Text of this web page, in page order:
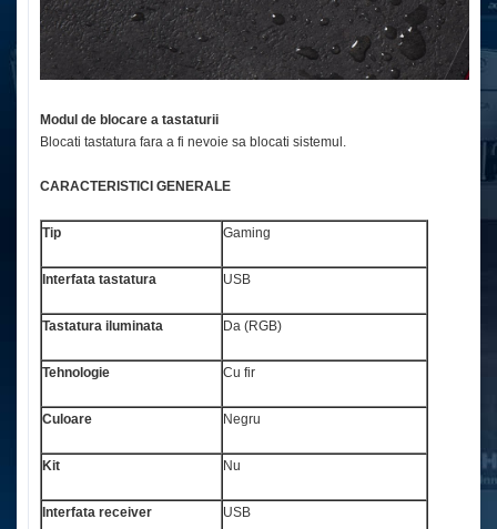
Modul de blocare a tastaturii
Blocati tastatura fara a fi nevoie sa blocati sistemul.
CARACTERISTICI GENERALE
Tip Gaming
Interfata tastatura USB
Tastatura iluminata Da (RGB)
Tehnologie Cu fir
Culoare Negru
Kit Nu
Interfata receiver USB